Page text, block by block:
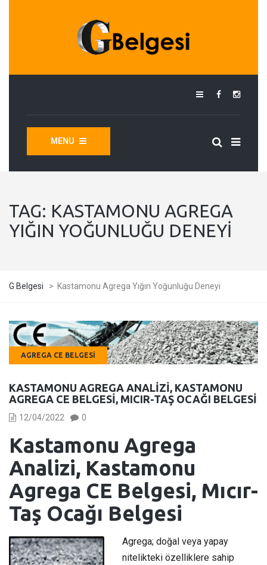
MENU
TAG: KASTAMONU AGREGA
YIĞIN YOĞUNLUĞU DENEYI
G Belgesi > Kastamonu Agrega Yığın Yoğunluğu Deneyi
AGREGA CE BELGESI
KASTAMONU AGREGA ANALIZI, KASTAMONU
AGREGA CE BELGESI, MICIR-TAŞ OCAĞI BELGESI
12/04/2022 0
Kastamonu Agrega
Analizi, Kastamonu
Agrega CE Belgesi, Mıcır-
Taş Ocağı Belgesi
Agrega; doğal veya yapay
nitelikteki özelliklere sahip